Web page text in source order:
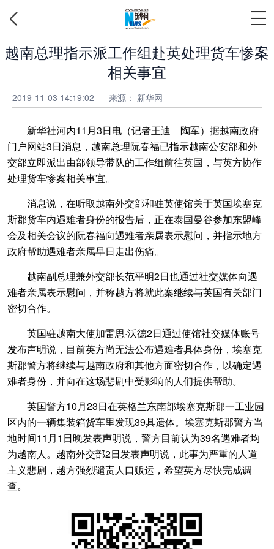
越南总理指示派工作组赴英处理货车惨案
相关事宜
2019-11-03 14:19:02 来源： 新华网
新华社河内11月3日电（记者王迪 陶军）据越南政府
门户网站3日消息，越南总理阮春福已指示越南公安部和外
交部立即派出由部领导带队的工作组前往英国，与英方协作
处理货车惨案相关事宜。
消息说，在听取越南外交部和驻英使馆关于英国埃塞克
斯郡货车内遇难者身份的报告后，正在泰国曼谷参加东盟峰
会及相关会议的阮春福向遇难者亲属表示慰问，并指示地方
政府帮助遇难者亲属早日走出伤痛。
越南副总理兼外交部长范平明2日也通过社交媒体向遇
难者亲属表示慰问，并称越方将就此案继续与英国有关部门
密切合作。
英国驻越南大使加雷思·沃德2日通过使馆社交媒体账号
发布声明说，目前英方尚无法公布遇难者具体身份，埃塞克
斯郡警方将继续与越南政府和其他方面密切合作，以确定遇
难者身份，并向在这场悲剧中受影响的人们提供帮助。
英国警方10月23日在英格兰东南部埃塞克斯郡一工业园
区内的一辆集装箱货车里发现39具遗体。埃塞克斯郡警方当
地时间11月1日晚发表声明说，警方目前认为39名遇难者均
为越南人。越南外交部2日发表声明说，此事为严重的人道
主义悲剧，越方强烈谴责人口贩运，希望英方尽快完成调
查。